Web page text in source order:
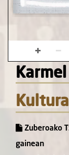
Kultura
Zuberoako
gainean